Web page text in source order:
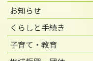
お知らせ
くらしと手続き
子育て・教育